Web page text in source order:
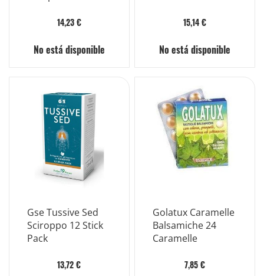
Almíbar 120ml
14,23 €
No está disponible
15,14 €
No está disponible
Gse Tussive Sed
Sciroppo 12 Stick
Pack
13,72 €
Golatux Caramelle
Balsamiche 24
Caramelle
7,85 €